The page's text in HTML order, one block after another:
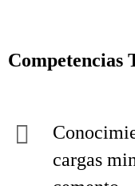
Competencias
cargas